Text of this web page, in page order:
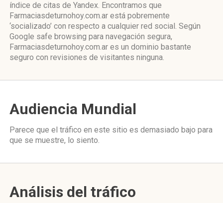
índice de citas de Yandex. Encontramos que
Farmaciasdeturnohoy.com.ar está pobremente
‘socializado’ con respecto a cualquier red social. Según
Google safe browsing para navegación segura,
Farmaciasdeturnohoy.com.ar es un dominio bastante
seguro con revisiones de visitantes ninguna.
Audiencia Mundial
Parece que el tráfico en este sitio es demasiado bajo para
que se muestre, lo siento.
Análisis del tráfico